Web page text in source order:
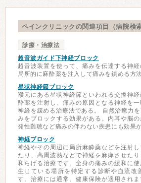
ペインクリニックの関連項目（病院検索
診療・治療法
超音波ガイド下神経ブロック
超音波装置を使って、痛みを伝達する神
局所的に麻酔薬を注入して痛みを鎮める方法
星状神経節ブロック
喉元にある星状神経節といわれる交換神
酔薬を注射し、痛みの原因となる神経を
神経を緩める治療法である。 自然治癒力
みをブロックする効果がある。内耳や脳
発性難聴など痛みの伴わない疾患にも効果が
神経ブロック
神経やその周辺に局所麻酔薬などを注射
たり、高周波熱などで神経を麻痺させた
和らげる治療です。全身の痛みの緩和に
生じている場所を特定する診断や血流改
す。治療には通常、健康保険が適用されま